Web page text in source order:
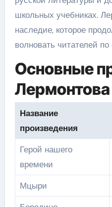
школьных учебниках.
наследие, которое
волновать читателей
Основные
Лермонтова
Название
произведения
Герой нашего
времени
Мцыри